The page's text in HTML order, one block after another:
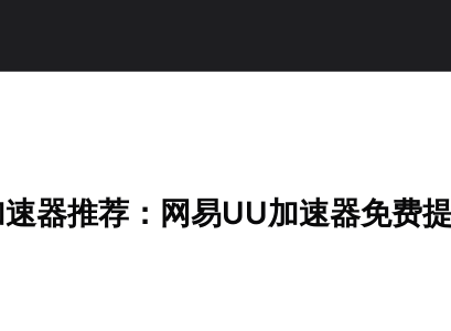
器推荐：网易UU加速器免费